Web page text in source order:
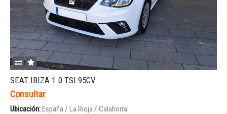
¿Ha olvidado la contraseña?
SEAT IBIZA 1.0 TSI 95CV
Consultar
Ubicación:España / La Rioja / Calahorra